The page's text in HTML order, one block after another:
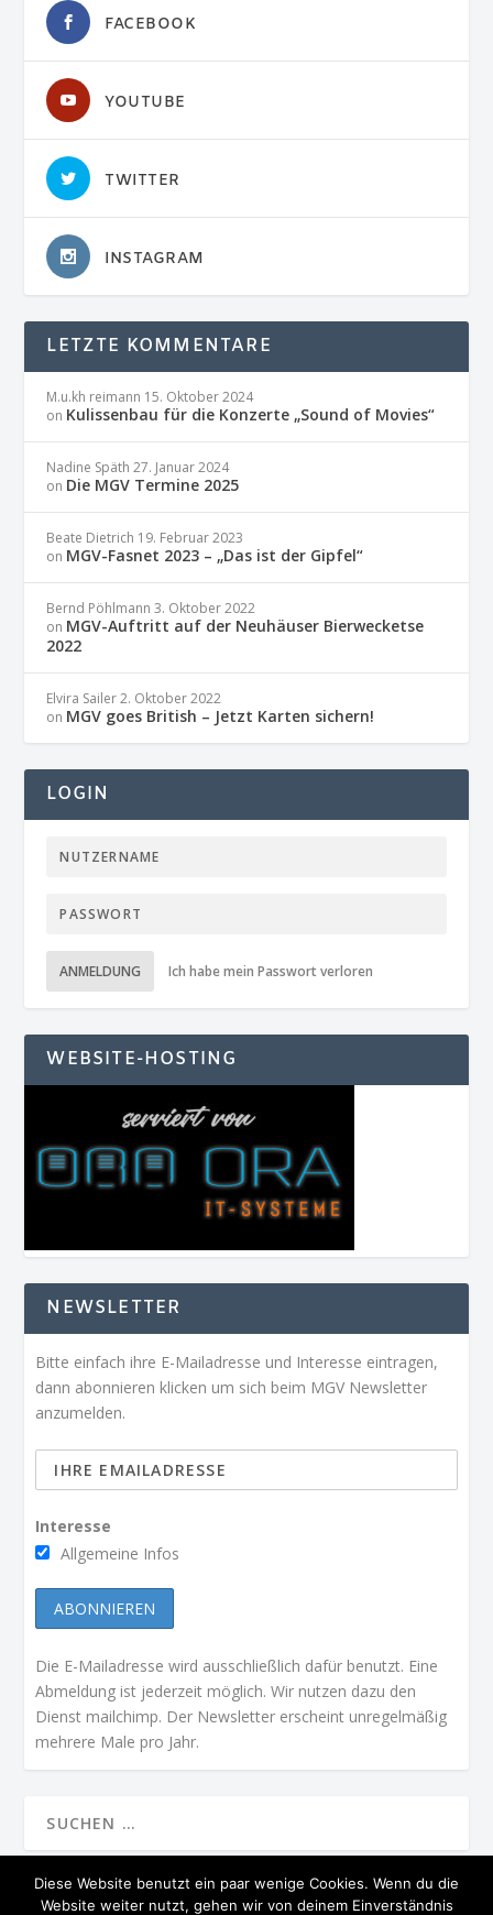
FACEBOOK
YOUTUBE
TWITTER
INSTAGRAM
LETZTE KOMMENTARE
M.u.kh reimann 15. Oktober 2024
on Kulissenbau für die Konzerte „Sound of Movies“
Nadine Späth 27. Januar 2024
on Die MGV Termine 2025
Beate Dietrich 19. Februar 2023
on MGV-Fasnet 2023 – „Das ist der Gipfel“
Bernd Pöhlmann 3. Oktober 2022
on MGV-Auftritt auf der Neuhäuser Bierwecketse
2022
Elvira Sailer 2. Oktober 2022
on MGV goes British – Jetzt Karten sichern!
LOGIN
ANMELDUNG Ich habe mein Passwort verloren
WEBSITE-HOSTING
NEWSLETTER
Bitte einfach ihre E-Mailadresse und Interesse eintragen,
dann abonnieren klicken um sich beim MGV Newsletter
anzumelden.
Interesse
Allgemeine Infos
Die E-Mailadresse wird ausschließlich dafür benutzt. Eine
Abmeldung ist jederzeit möglich. Wir nutzen dazu den
Dienst mailchimp. Der Newsletter erscheint unregelmäßig
mehrere Male pro Jahr.
Diese Website benutzt ein paar wenige Cookies. Wenn du die
Website weiter nutzt, gehen wir von deinem Einverständnis